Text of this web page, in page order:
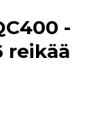
-
reikää